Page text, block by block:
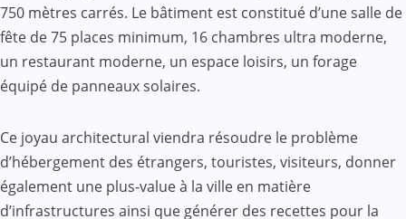
750 mètres carrés. Le bâtiment est constitué d’une salle de
fête de 75 places minimum, 16 chambres ultra moderne,
un restaurant moderne, un espace loisirs, un forage
équipé de panneaux solaires.
Ce joyau architectural viendra résoudre le problème
d’hébergement des étrangers, touristes, visiteurs, donner
également une plus-value à la ville en matière
d’infrastructures ainsi que générer des recettes pour la